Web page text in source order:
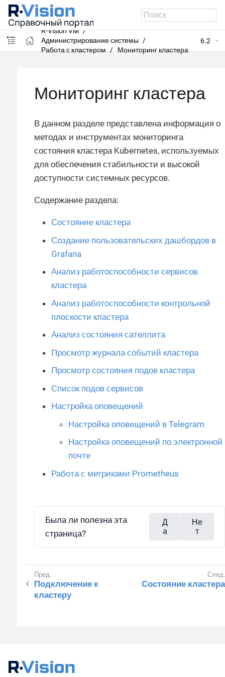
R-Vision VM
Администрирование системы
Работа с кластером
Мониторинг кластера
6.2
Мониторинг кластера
В данном разделе представлена информация о
методах и инструментах мониторинга
состояния кластера Kubernetes, используемых
для обеспечения стабильности и высокой
доступности системных ресурсов.
Содержание раздела:
Состояние кластера
Создание пользовательских дашбордов в
Grafana
Анализ работоспособности сервисов
кластера
Анализ работоспособности контрольной
плоскости кластера
Анализ состояния сателлита
Просмотр журнала событий кластера
Просмотр состояния подов кластера
Список подов сервисов
Настройка оповещений
Настройка оповещений в Telegram
Настройка оповещений по электронной
почте
Работа с метриками Prometheus
Была ли полезна эта
страница?
Д
а
Не
т
Подключение к
кластеру
Состояние кластера